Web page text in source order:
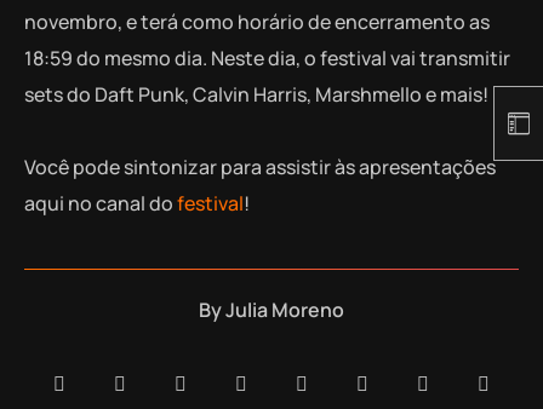
novembro, e terá como horário de encerramento as
18:59 do mesmo dia. Neste dia, o festival vai transmitir
sets do Daft Punk, Calvin Harris, Marshmello e mais!
Você pode sintonizar para assistir às apresentações
aqui no canal dofestival!
ByJulia Moreno